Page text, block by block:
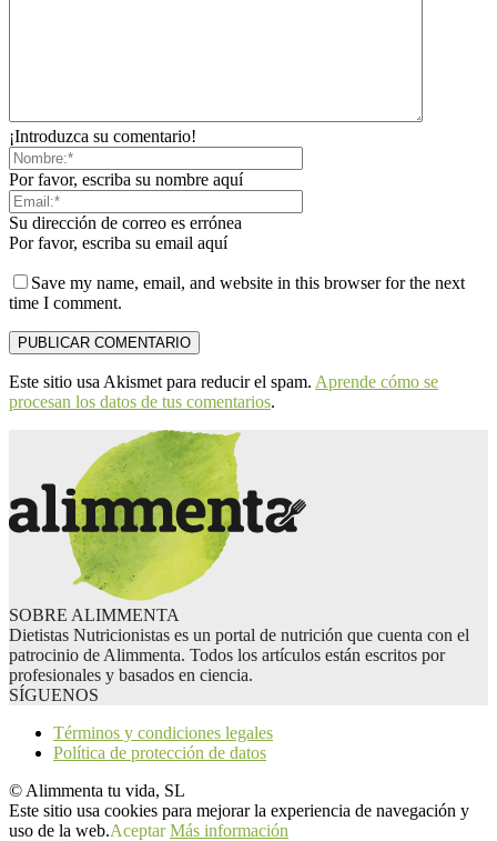
¡Introduzca su comentario!
Por favor, escriba su nombre aquí
Su dirección de correo es errónea
Por favor, escriba su email aquí
Save my name, email, and website in this browser for the next
time I comment.
Este sitio usa Akismet para reducir el spam. Aprende cómo se
procesan los datos de tus comentarios.
SOBRE ALIMMENTA
Dietistas Nutricionistas es un portal de nutrición que cuenta con el
patrocinio de Alimmenta. Todos los artículos están escritos por
profesionales y basados en ciencia.
SÍGUENOS
Términos y condiciones legales
Política de protección de datos
© Alimmenta tu vida, SL
Este sitio usa cookies para mejorar la experiencia de navegación y
uso de la web.Aceptar Más información